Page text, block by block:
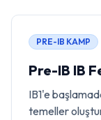
PRE-IB KAMP
Pre-IB IB
IB1'e
temeller